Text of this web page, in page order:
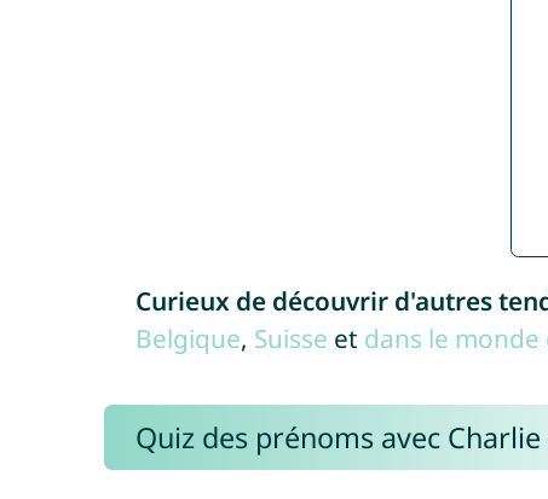
Curieux de découvrir d'autres
Belgique, Suisse et dans le monde
Quiz des prénoms avec